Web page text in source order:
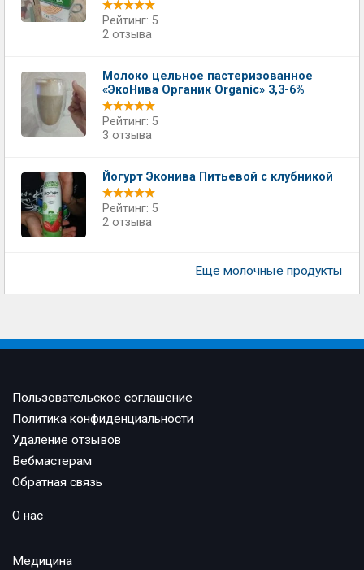
Рейтинг: 5
2 отзыва
Молоко цельное пастеризованное
«ЭкоНива Органик Organic» 3,3-6%
Рейтинг: 5
3 отзыва
Йогурт Эконива Питьевой с клубникой
Рейтинг: 5
2 отзыва
Еще молочные продукты
Пользовательское соглашение
Политика конфиденциальности
Удаление отзывов
Вебмастерам
Обратная связь
О нас
Медицина